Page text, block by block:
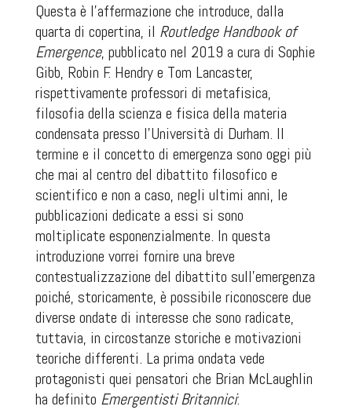
Questa è l’affermazione che introduce, dalla
quarta di copertina, il Routledge Handbook of
Emergence, pubblicato nel 2019 a cura di Sophie
Gibb, Robin F. Hendry e Tom Lancaster,
rispettivamente professori di metafisica,
filosofia della scienza e fisica della materia
condensata presso l’Università di Durham. Il
termine e il concetto di emergenza sono oggi più
che mai al centro del dibattito filosofico e
scientifico e non a caso, negli ultimi anni, le
pubblicazioni dedicate a essi si sono
moltiplicate esponenzialmente. In questa
introduzione vorrei fornire una breve
contestualizzazione del dibattito sull’emergenza
poiché, storicamente, è possibile riconoscere due
diverse ondate di interesse che sono radicate,
tuttavia, in circostanze storiche e motivazioni
teoriche differenti. La prima ondata vede
protagonisti quei pensatori che Brian McLaughlin
ha definito Emergentisti Britannici: